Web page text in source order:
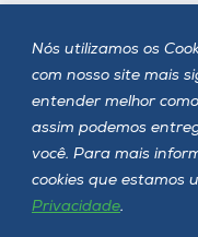
Nós utilizamos os
com nosso site mais
entender melhor
assim podemos
você. Para mais
cookies que estamos
Privacidade.
Siga a Unoesc